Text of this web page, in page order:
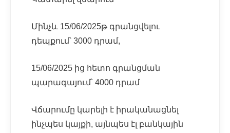
Մինչև 15/06/2025թ գրանցվելու
դեպքում՝ 3000 դրամ,
15/06/2025 ից հետո գրանցման
պարագայում՝ 4000 դրամ
Վճարումը կարելի է իրականացնել
ինչպես կայքի, այնպես էլ բանկային